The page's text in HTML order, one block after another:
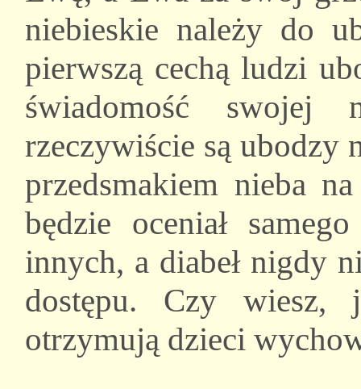
niebieskie należy do
pierwszą cechą ludzi
świadomość
rzeczywiście są ubodzy
przedsmakiem nieba
będzie oceniał
innych, a diabeł nigdy
dostępu. Czy wiesz,
otrzymują dzieci